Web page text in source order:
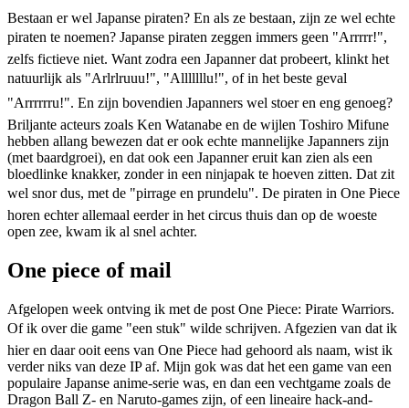
Bestaan er wel Japanse piraten? En als ze bestaan, zijn ze wel echte
piraten te noemen? Japanse piraten zeggen immers geen "Arrrrr!",
zelfs fictieve niet. Want zodra een Japanner dat probeert, klinkt het
natuurlijk als "Arlrlruuu!", "Alllllllu!", of in het beste geval
"Arrrrrru!". En zijn bovendien Japanners wel stoer en eng genoeg?
Briljante acteurs zoals Ken Watanabe en de wijlen Toshiro Mifune
hebben allang bewezen dat er ook echte mannelijke Japanners zijn
(met baardgroei), en dat ook een Japanner eruit kan zien als een
bloedlinke knakker, zonder in een ninjapak te hoeven zitten. Dat zit
wel snor dus, met de "pirrage en prundelu". De piraten in One Piece
horen echter allemaal eerder in het circus thuis dan op de woeste
open zee, kwam ik al snel achter.
One piece of mail
Afgelopen week ontving ik met de post One Piece: Pirate Warriors.
Of ik over die game "een stuk" wilde schrijven. Afgezien van dat ik
hier en daar ooit eens van One Piece had gehoord als naam, wist ik
verder niks van deze IP af. Mijn gok was dat het een game van een
populaire Japanse anime-serie was, en dan een vechtgame zoals de
Dragon Ball Z- en Naruto-games zijn, of een lineaire hack-and-